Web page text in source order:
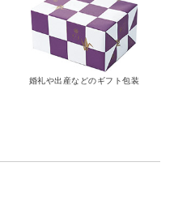
婚礼や出産などのギフト包装